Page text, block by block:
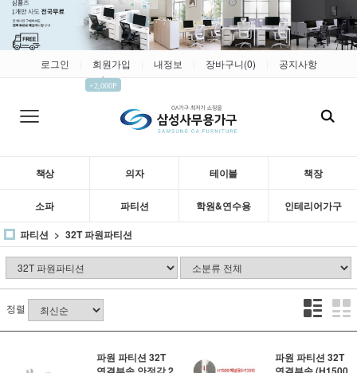
로그인 회원가입
▲
+2,000P
내정보 장바구니(0) 공지사항
책상 의자 테이블 책장
소파 파티션 학원&연수용
인테리어가구
파티션
32T 파원파티션
정렬
파원 파티션 32T
파원 파티션 32T